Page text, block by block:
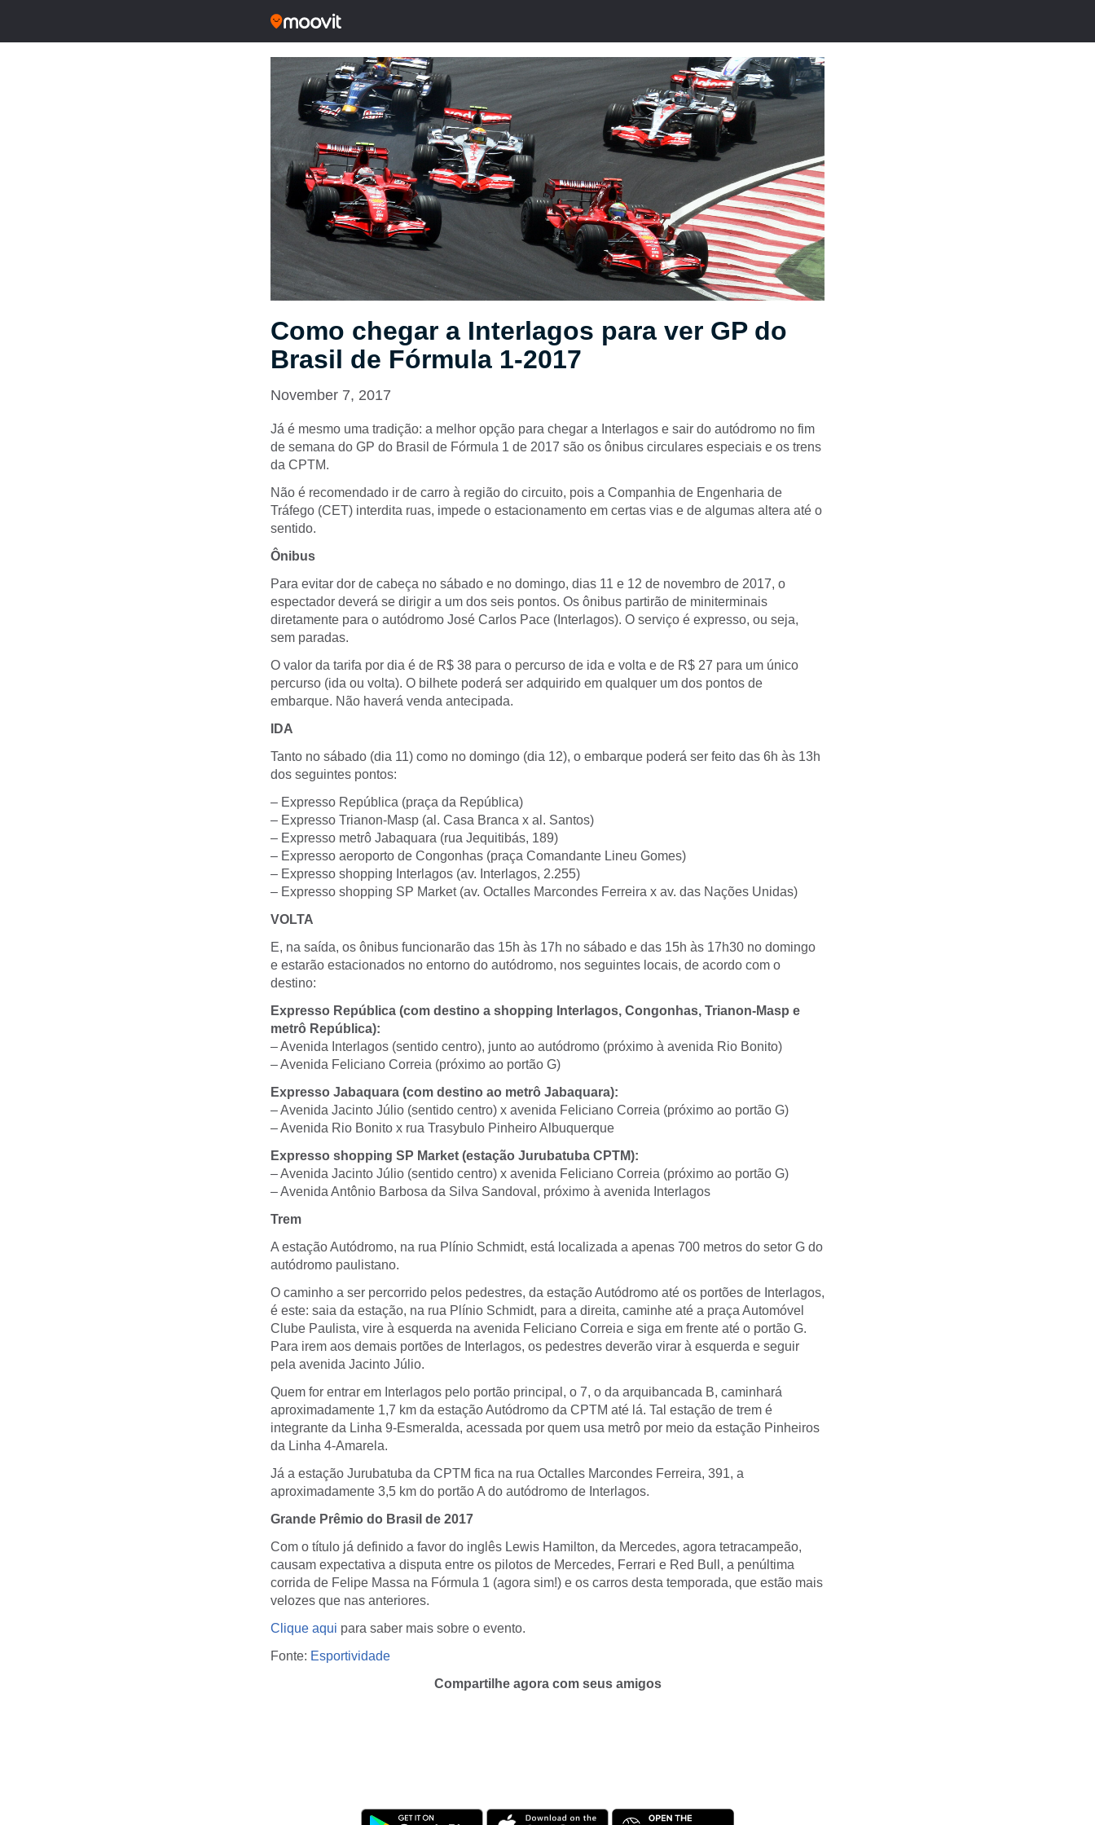
Como chegar a Interlagos para ver GP do
Brasil de Fórmula 1-2017
November 7, 2017
Já é mesmo uma tradição: a melhor opção para chegar a Interlagos e sair do autódromo no fim
de semana do GP do Brasil de Fórmula 1 de 2017 são os ônibus circulares especiais e os trens
da CPTM.
Não é recomendado ir de carro à região do circuito, pois a Companhia de Engenharia de
Tráfego (CET) interdita ruas, impede o estacionamento em certas vias e de algumas altera até o
sentido.
Ônibus
Para evitar dor de cabeça no sábado e no domingo, dias 11 e 12 de novembro de 2017, o
espectador deverá se dirigir a um dos seis pontos. Os ônibus partirão de miniterminais
diretamente para o autódromo José Carlos Pace (Interlagos). O serviço é expresso, ou seja,
sem paradas.
O valor da tarifa por dia é de R$ 38 para o percurso de ida e volta e de R$ 27 para um único
percurso (ida ou volta). O bilhete poderá ser adquirido em qualquer um dos pontos de
embarque. Não haverá venda antecipada.
IDA
Tanto no sábado (dia 11) como no domingo (dia 12), o embarque poderá ser feito das 6h às 13h
dos seguintes pontos:
– Expresso República (praça da República)
– Expresso Trianon-Masp (al. Casa Branca x al. Santos)
– Expresso metrô Jabaquara (rua Jequitibás, 189)
– Expresso aeroporto de Congonhas (praça Comandante Lineu Gomes)
– Expresso shopping Interlagos (av. Interlagos, 2.255)
– Expresso shopping SP Market (av. Octalles Marcondes Ferreira x av. das Nações Unidas)
VOLTA
E, na saída, os ônibus funcionarão das 15h às 17h no sábado e das 15h às 17h30 no domingo
e estarão estacionados no entorno do autódromo, nos seguintes locais, de acordo com o
destino:
Expresso República (com destino a shopping Interlagos, Congonhas, Trianon-Masp e
metrô República):
– Avenida Interlagos (sentido centro), junto ao autódromo (próximo à avenida Rio Bonito)
– Avenida Feliciano Correia (próximo ao portão G)
Expresso Jabaquara (com destino ao metrô Jabaquara):
– Avenida Jacinto Júlio (sentido centro) x avenida Feliciano Correia (próximo ao portão G)
– Avenida Rio Bonito x rua Trasybulo Pinheiro Albuquerque
Expresso shopping SP Market (estação Jurubatuba CPTM):
– Avenida Jacinto Júlio (sentido centro) x avenida Feliciano Correia (próximo ao portão G)
– Avenida Antônio Barbosa da Silva Sandoval, próximo à avenida Interlagos
Trem
A estação Autódromo, na rua Plínio Schmidt, está localizada a apenas 700 metros do setor G do
autódromo paulistano.
O caminho a ser percorrido pelos pedestres, da estação Autódromo até os portões de Interlagos,
é este: saia da estação, na rua Plínio Schmidt, para a direita, caminhe até a praça Automóvel
Clube Paulista, vire à esquerda na avenida Feliciano Correia e siga em frente até o portão G.
Para irem aos demais portões de Interlagos, os pedestres deverão virar à esquerda e seguir
pela avenida Jacinto Júlio.
Quem for entrar em Interlagos pelo portão principal, o 7, o da arquibancada B, caminhará
aproximadamente 1,7 km da estação Autódromo da CPTM até lá. Tal estação de trem é
integrante da Linha 9-Esmeralda, acessada por quem usa metrô por meio da estação Pinheiros
da Linha 4-Amarela.
Já a estação Jurubatuba da CPTM fica na rua Octalles Marcondes Ferreira, 391, a
aproximadamente 3,5 km do portão A do autódromo de Interlagos.
Grande Prêmio do Brasil de 2017
Com o título já definido a favor do inglês Lewis Hamilton, da Mercedes, agora tetracampeão,
causam expectativa a disputa entre os pilotos de Mercedes, Ferrari e Red Bull, a penúltima
corrida de Felipe Massa na Fórmula 1 (agora sim!) e os carros desta temporada, que estão mais
velozes que nas anteriores.
Clique aqui para saber mais sobre o evento.
Fonte: Esportividade
Compartilhe agora com seus amigos